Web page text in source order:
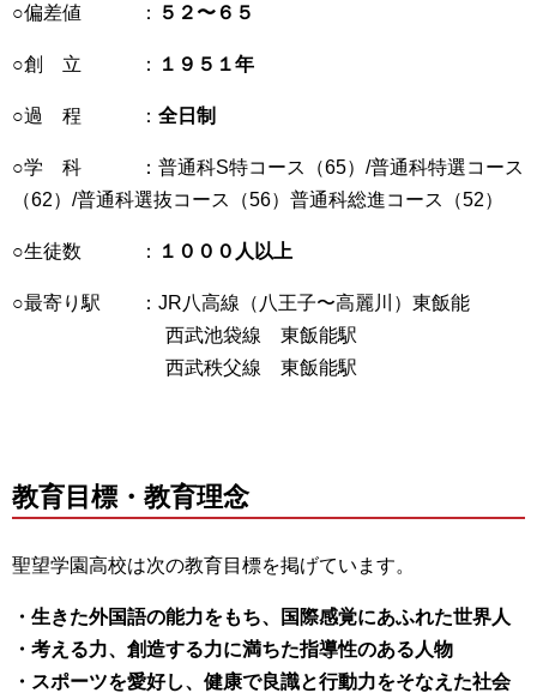
○偏差値 ： ５２〜６５
○創 立 ： １９５１年
○過 程 ： 全日制
○学 科 ：普通科S特コース（65）/普通科特選コース
（62）/普通科選抜コース（56）普通科総進コース（52）
○生徒数 ： １０００人以上
○最寄り駅 ：JR八高線（八王子〜高麗川）東飯能
西武池袋線 東飯能駅
西武秩父線 東飯能駅
教育目標・教育理念
聖望学園高校は次の教育目標を掲げています。
・生きた外国語の能力をもち、国際感覚にあふれた世界人
・考える力、創造する力に満ちた指導性のある人物
・スポーツを愛好し、健康で良識と行動力をそなえた社会